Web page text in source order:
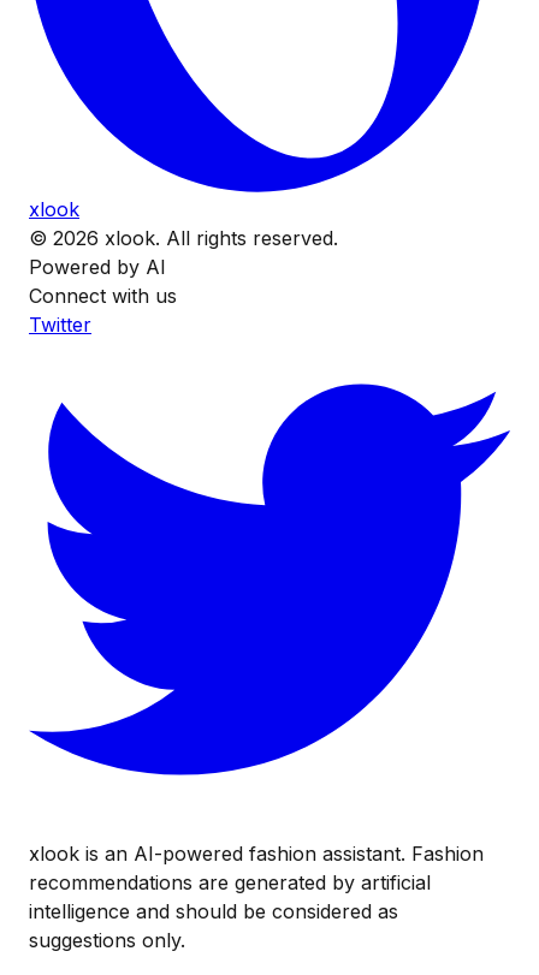
xlook
© 2026 xlook. All rights reserved.
Powered by AI
Connect with us
Twitter
xlook is an AI-powered fashion assistant. Fashion
recommendations are generated by artificial
intelligence and should be considered as
suggestions only.